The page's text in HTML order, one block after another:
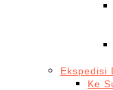
Ekspedisi
Ke